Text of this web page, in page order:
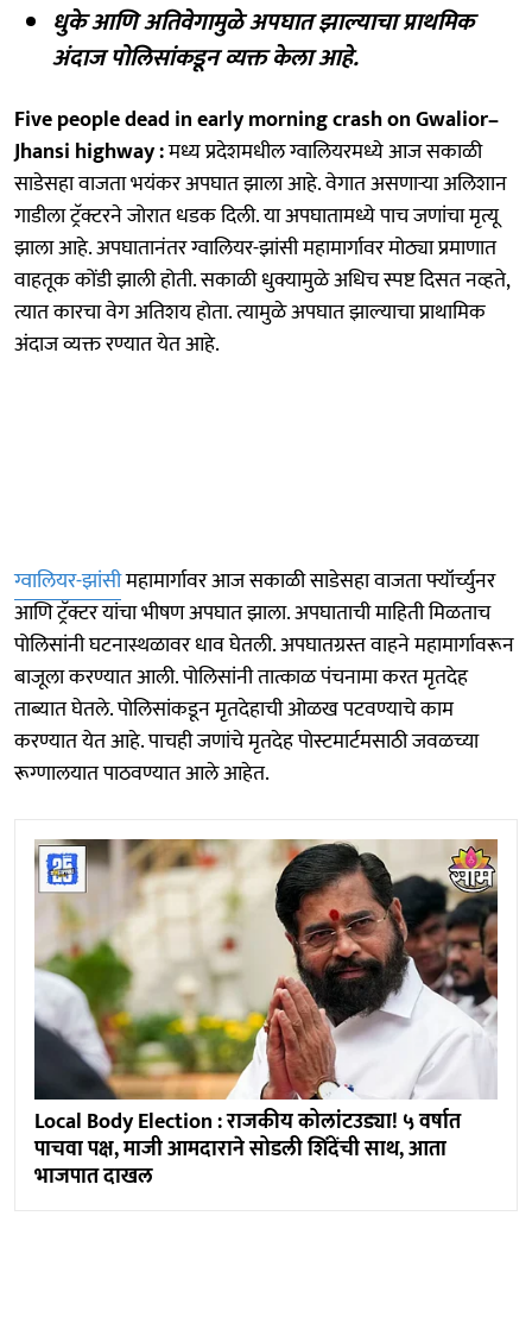
धुके आणि अतिवेगामुळे अपघात झाल्याचा प्राथमिक
अंदाज पोलिसांकडून व्यक्त केला आहे.
Five people dead in early morning crash on Gwalior–
Jhansi highway :मध्य प्रदेशमधील ग्वालियरमध्ये आज सकाळी
साडेसहा वाजता भयंकर अपघात झाला आहे. वेगात असणाऱ्या अलिशान
गाडीला ट्रॅक्टरने जोरात धडक दिली. या अपघातामध्ये पाच जणांचा मृत्यू
झाला आहे. अपघातानंतर ग्वालियर-झांसी महामार्गावर मोठ्या प्रमाणात
वाहतूक कोंडी झाली होती. सकाळी धुक्यामुळे अधिच स्पष्ट दिसत नव्हते,
त्यात कारचा वेग अतिशय होता. त्यामुळे अपघात झाल्याचा प्राथामिक
अंदाज व्यक्त रण्यात येत आहे.
ग्वालियर-झांसीमहामार्गावर आज सकाळी साडेसहा वाजता फ्यॉर्च्युनर
आणि ट्रॅक्टर यांचा भीषण अपघात झाला. अपघाताची माहिती मिळताच
पोलिसांनी घटनास्थळावर धाव घेतली. अपघातग्रस्त वाहने महामार्गावरून
बाजूला करण्यात आली. पोलिसांनी तात्काळ पंचनामा करत मृतदेह
ताब्यात घेतले. पोलिसांकडून मृतदेहाची ओळख पटवण्याचे काम
करण्यात येत आहे. पाचही जणांचे मृतदेह पोस्टमार्टमसाठी जवळच्या
रूग्णालयात पाठवण्यात आले आहेत.
Local Body Election : राजकीय कोलांटउड्या! ५ वर्षात
पाचवा पक्ष, माजी आमदाराने सोडली शिंदेंची साथ, आता
भाजपात दाखल